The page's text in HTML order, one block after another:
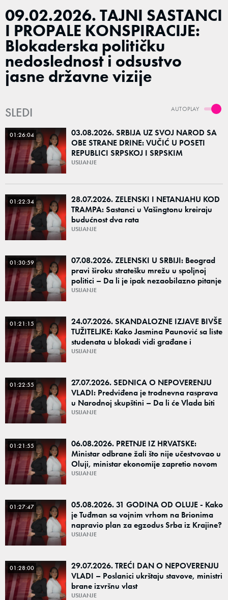
09.02.2026. TAJNI SASTANCI
I PROPALE KONSPIRACIJE:
Blokaderska političku
nedoslednost i odsustvo
jasne državne vizije
AUTOPLAY
SLEDI
01:26:04
03.08.2026. SRBIJA UZ SVOJ NAROD SA
OBE STRANE DRINE: VUČIĆ U POSETI
REPUBLICI SRPSKOJ I SRPSKIM
POVRATNIČKIM SREDINAMA
USIJANJE
01:22:34
28.07.2026. ZELENSKI I NETANJAHU KOD
TRAMPA: Sastanci u Vašingtonu kreiraju
budućnost dva rata
USIJANJE
01:30:59
07.08.2026. ZELENSKI U SRBIJI: Beograd
pravi široku stratešku mrežu u spoljnoj
politici – Da li je ipak nezaobilazno pitanje
kako će reagovati Moskva?
USIJANJE
01:21:15
24.07.2026. SKANDALOZNE IZJAVE BIVŠE
TUŽITELJKE: Kako Jasmina Paunović sa liste
studenata u blokadi vidi građane i
budućnost Srbije ako pobede na izborima?
USIJANJE
01:22:55
27.07.2026. SEDNICA O NEPOVERENJU
VLADI: Predviđena je trodnevna rasprava
u Narodnoj skupštini – Da li će Vlada biti
odbranjena ili izglasano nepoverenje?
USIJANJE
01:21:55
06.08.2026. PRETNJE IZ HRVATSKE:
Ministar odbrane žali što nije učestvovao u
Oluji, ministar ekonomije zapretio novom
Olujom – Da li su u Zagrebu i dalje ratni
USIJANJE
01:27:47
05.08.2026. 31 GODINA OD OLUJE - Kako
je Tuđman sa vojnim vrhom na Brionima
napravio plan za egzodus Srba iz Krajine?
USIJANJE
01:28:00
29.07.2026. TREĆI DAN O NEPOVERENJU
VLADI – Poslanici ukrštaju stavove, ministri
brane izvršnu vlast
USIJANJE